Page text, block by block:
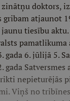
doktors,
atjaunot
tiesību
gada 6. jūlijā 5.
gada Satversmes
nepieturējās
Viņš no